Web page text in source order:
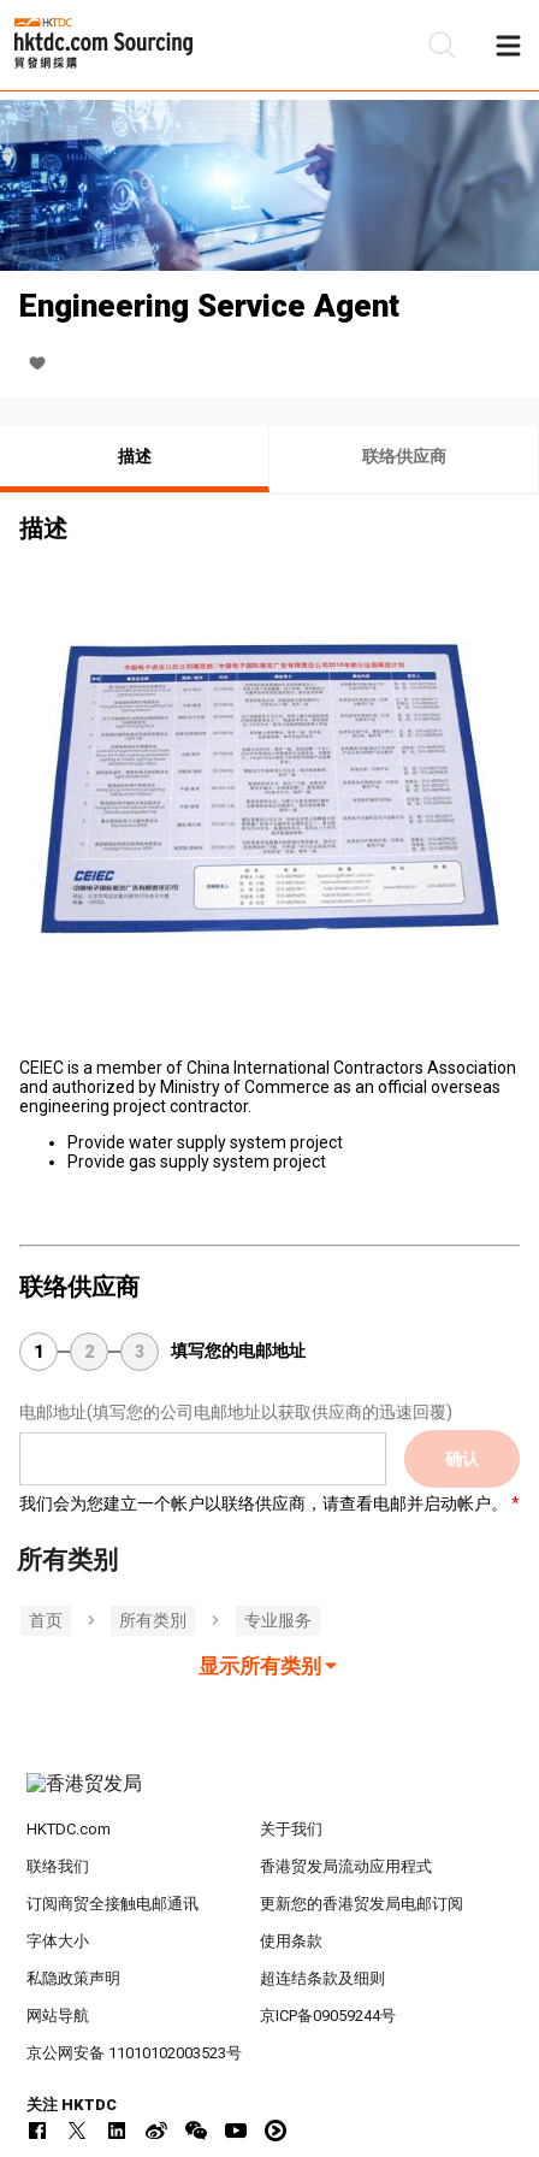
Engineering Service Agent
描述 联络供应商
描述
CEIEC is a member of China International Contractors Association
and authorized by Ministry of Commerce as an official overseas
engineering project contractor.
Provide water supply system project
Provide gas supply system project
联络供应商
1 2 3 填写您的电邮地址
电邮地址(填写您的公司电邮地址以获取供应商的迅速回覆)
确认
我们会为您建立一个帐户以联络供应商，请查看电邮并启动帐户。
所有类别
首页 所有类別 专业服务
显示所有类别
HKTDC.com 关于我们
联络我们 香港贸发局流动应用程式
订阅商贸全接触电邮通讯 更新您的香港贸发局电邮订阅
字体大小 使用条款
私隐政策声明 超连结条款及细则
网站导航 京ICP备09059244号
京公网安备 11010102003523号
关注 HKTDC